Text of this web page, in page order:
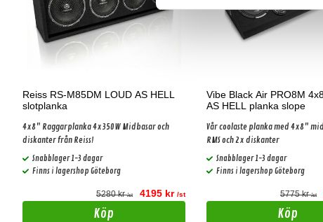
Reiss RS-M85DM LOUD AS HELL
slotplanka
4x8" Raggarplanka 4x350W Midbasar och
diskanter från Reiss!
Snabblager 1-3 dagar
Finns i lagershop Göteborg
5280 kr/st 4195 kr /st
Köp
Vibe Black Air PRO8M
AS HELL planka slope
Vår coolaste planka med 4x8"
RMS och 2x diskanter
Snabblager 1-3 dagar
Finns i lagershop Göteborg
5775 kr/st
Köp